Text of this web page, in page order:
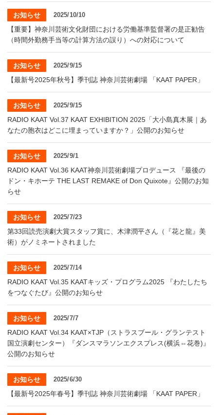
お知らせ 2025/10/10
【重要】神奈川芸術文化財団における労働基準監督署の是正勧告
（時間外勤務手当等の計算方法の誤り）への対応について
お知らせ 2025/9/15
【最新号2025年秋号】季刊誌 神奈川芸術劇場 「KAAT PAPER」
お知らせ 2025/9/15
RADIO KAAT Vol.37 KAAT EXHIBITION 2025「大小島真木展｜あ
なたの胞衣はどこに埋まっていますか？」公開のお知らせ
お知らせ 2025/9/1
RADIO KAAT Vol.36 KAAT神奈川芸術劇場プロデュース 『最後の
ドン・キホーテ THE LAST REMAKE of Don Quixote』公開のお知
らせ
お知らせ 2025/7/23
第33回読売演劇大賞スタッフ賞に、木津潤平さん（『花と龍』美
術）がノミネートされました
お知らせ 2025/7/14
RADIO KAAT Vol.35 KAATキッズ・プログラム2025 『わたしたち
をつなぐたび』公開のお知らせ
お知らせ 2025/7/7
RADIO KAAT Vol.34 KAAT×TJP（ストラスブール・グランテスト
国立演劇センター）『ダンスマラソンエクスプレス(横浜⇔花巻)』
公開のお知らせ
お知らせ 2025/6/30
【最新号2025年春号】季刊誌 神奈川芸術劇場 「KAAT PAPER」